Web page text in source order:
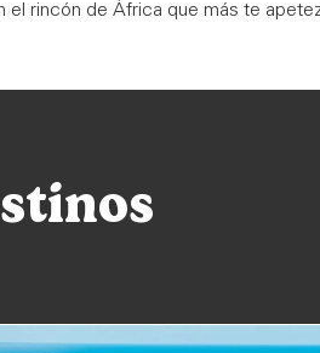
el rincón de África que más te